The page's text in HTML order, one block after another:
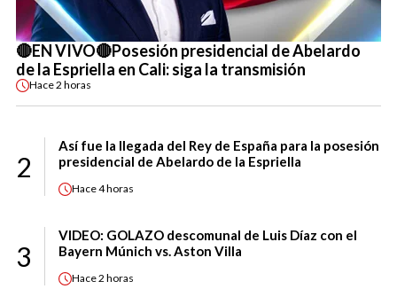
🔴EN VIVO🔴Posesión presidencial de Abelardo
de la Espriella en Cali: siga la transmisión
Hace2 horas
2
Así fue la llegada del Rey de España para la posesión
presidencial de Abelardo de la Espriella
Hace4 horas
3
VIDEO: GOLAZO descomunal de Luis Díaz con el
Bayern Múnich vs. Aston Villa
Hace2 horas